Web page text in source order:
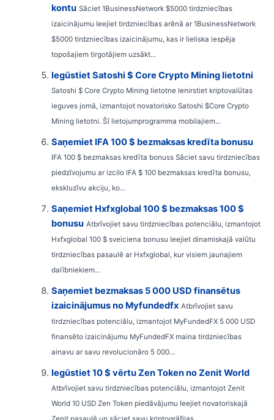
kontu Sāciet 1BusinessNetwork $5000 tirdzniecības
izaicinājumu Ieejiet tirdzniecības arēnā ar 1BusinessNetwork
$5000 tirdzniecības izaicinājumu, kas ir lieliska iespēja
topošajiem tirgotājiem uzsākt...
Iegūstiet Satoshi $ Core Crypto Mining lietotni
Satoshi $ Core Crypto Mining lietotne Ienirstiet kriptovalūtas
ieguves jomā, izmantojot novatorisko Satoshi $Core Crypto
Mining lietotni. Šī lietojumprogramma mobilajiem...
Saņemiet IFA 100 $ bezmaksas kredīta bonusu
IFA 100 $ bezmaksas kredīta bonuss Sāciet savu tirdzniecības
piedzīvojumu ar izcilo IFA $ 100 bezmaksas kredīta bonusu,
ekskluzīvu akciju, ko...
Saņemiet Hxfxglobal 100 $ bezmaksas 100 $
bonusu Atbrīvojiet savu tirdzniecības potenciālu, izmantojot
Hxfxglobal 100 $ sveiciena bonusu Ieejiet dinamiskajā valūtu
tirdzniecības pasaulē ar Hxfxglobal, kur visiem jaunajiem
dalībniekiem...
Saņemiet bezmaksas 5 000 USD finansētus
izaicinājumus no Myfundedfx Atbrīvojiet savu
tirdzniecības potenciālu, izmantojot MyFundedFX 5 000 USD
finansēto izaicinājumu MyFundedFX maina tirdzniecības
ainavu ar savu revolucionāro 5 000...
Iegūstiet 10 $ vērtu Zen Token no Zenit World
Atbrīvojiet savu tirdzniecības potenciālu, izmantojot Zenit
World 10 USD Zen Token piedāvājumu Ieejiet novatoriskajā